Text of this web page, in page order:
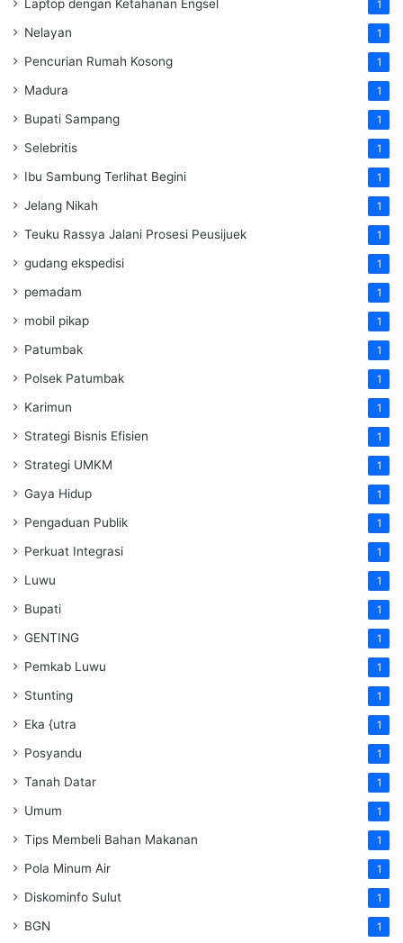
Laptop dengan Ketahanan Engsel 1
Nelayan 1
Pencurian Rumah Kosong 1
Madura 1
Bupati Sampang 1
Selebritis 1
Ibu Sambung Terlihat Begini 1
Jelang Nikah 1
Teuku Rassya Jalani Prosesi Peusijuek 1
gudang ekspedisi 1
pemadam 1
mobil pikap 1
Patumbak 1
Polsek Patumbak 1
Karimun 1
Strategi Bisnis Efisien 1
Strategi UMKM 1
Gaya Hidup 1
Pengaduan Publik 1
Perkuat Integrasi 1
Luwu 1
Bupati 1
GENTING 1
Pemkab Luwu 1
Stunting 1
Eka {utra 1
Posyandu 1
Tanah Datar 1
Umum 1
Tips Membeli Bahan Makanan 1
Pola Minum Air 1
Diskominfo Sulut 1
BGN 1